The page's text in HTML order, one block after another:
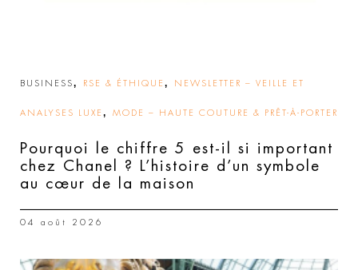
BUSINESS, RSE & ÉTHIQUE , NEWSLETTER – VEILLE ET
ANALYSES LUXE , MODE – HAUTE COUTURE & PRÊT-À-PORTER
Pourquoi le chiffre 5 est-il si important
chez Chanel ? L’histoire d’un symbole
au cœur de la maison
04 août 2026